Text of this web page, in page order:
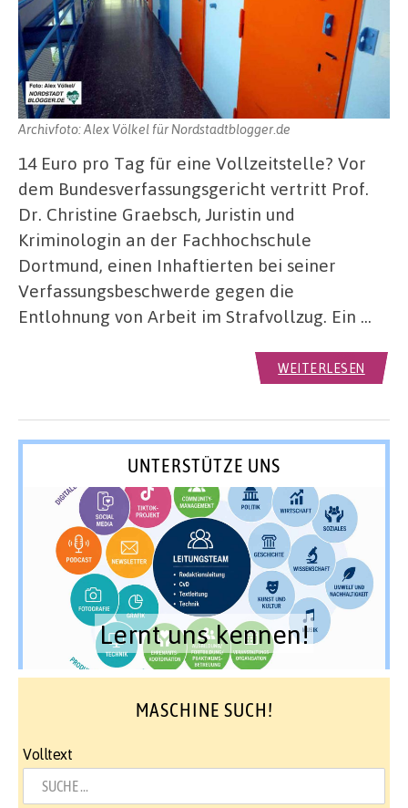
Archivfoto: Alex Völkel für Nordstadtblogger.de
14 Euro pro Tag für eine Vollzeitstelle? Vor
dem Bundesverfassungsgericht vertritt Prof.
Dr. Christine Graebsch, Juristin und
Kriminologin an der Fachhochschule
Dortmund, einen Inhaftierten bei seiner
Verfassungsbeschwerde gegen die
Entlohnung von Arbeit im Strafvollzug. Ein …
WEITERLESEN
UNTERSTÜTZE UNS
Lernt uns kennen!
MASCHINE SUCH!
Volltext